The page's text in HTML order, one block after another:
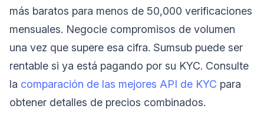
más baratos para menos de 50,000 verificaciones
mensuales. Negocie compromisos de volumen
una vez que supere esa cifra. Sumsub puede ser
rentable si ya está pagando por su KYC. Consulte
la comparación de las mejores API de KYC para
obtener detalles de precios combinados.